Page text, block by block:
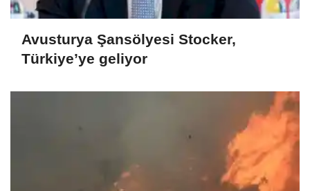
Avusturya Şansölyesi Stocker,
Türkiye’ye geliyor